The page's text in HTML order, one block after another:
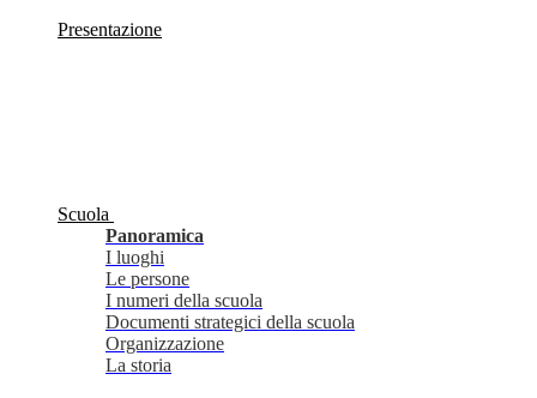
Presentazione
Scuola
Panoramica
I luoghi
Le persone
I numeri della scuola
Documenti strategici della scuola
Organizzazione
La storia